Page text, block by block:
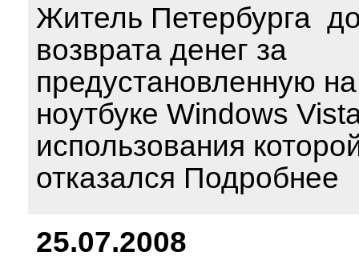
Житель Петербурга
возврата денег за
предустановленную
ноутбуке Windows
использования
отказался Подробнее
25.07.2008